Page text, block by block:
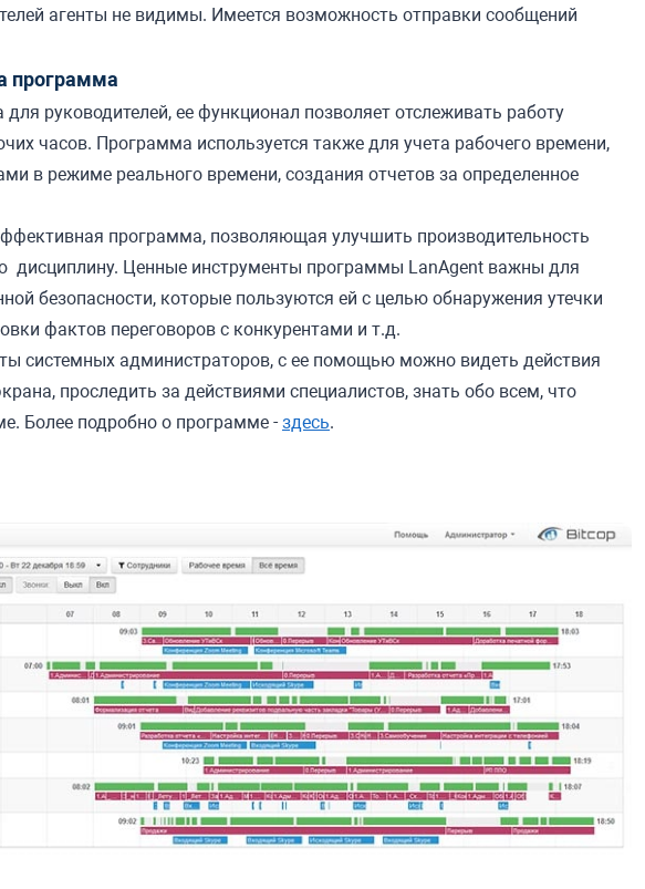
агенты не видимы. Имеется возможность отправки сообщений
программа
руководителей, ее функционал позволяет отслеживать работу
часов. Программа используется также для учета рабочего времени,
в режиме реального времени, создания отчетов за определенное
программа, позволяющая улучшить производительность
дисциплину. Ценные инструменты программы LanAgent важны для
безопасности, которые пользуются ей с целью обнаружения утечки
фактов переговоров с конкурентами и т.д.
системных администраторов, с ее помощью можно видеть действия
проследить за действиями специалистов, знать обо всем, что
Более подробно о программе - здесь.